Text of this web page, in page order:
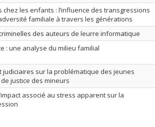
les enfants : l’influence des transgressions
familiale à travers les générations
des auteurs de leurre informatique
: une analyse du milieu familial
sur la problématique des jeunes
justice des mineurs
associé au stress apparent sur la